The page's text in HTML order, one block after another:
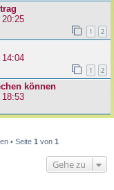
1 2
1 2
können
• Seite 1 von 1
Gehe zu